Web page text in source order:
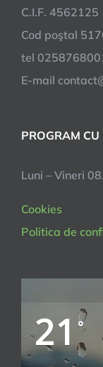
C.I.F. 4562125
Cod poştal
tel
E-mail
PROGRAM
Luni – Vineri
Cookies
Politica de
21 °